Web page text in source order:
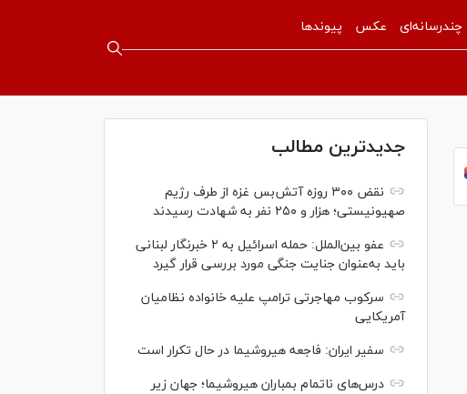
چندرسانه‌ای عکس پیوندها
جدیدترین مطالب
نقض ۳۰۰ روزه آتش‌بس غزه از طرف رژیم
صهیونیستی؛ هزار و ۲۵۰ نفر به شهادت رسیدند
عفو بین‌الملل: حمله اسرائیل به ۲ خبرنگار لبنانی
باید به‌عنوان جنایت جنگی مورد بررسی قرار گیرد
سرکوب مهاجرتی ترامپ علیه خانواده نظامیان
آمریکایی
سفیر ایران: فاجعه هیروشیما در حال تکرار است
درس‌های ناتمام بمباران هیروشیما؛ جهان زیر